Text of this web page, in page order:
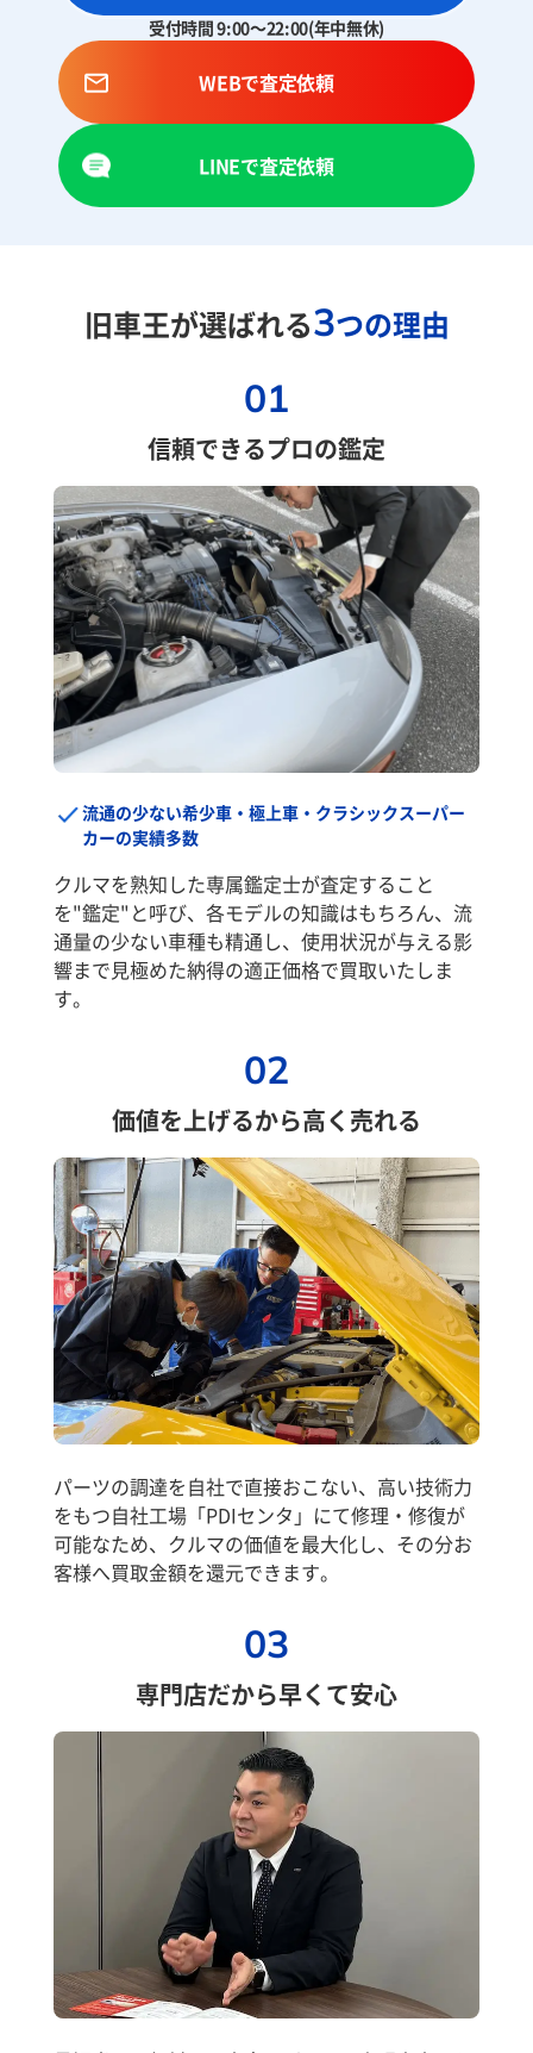
受付時間 9:00～22:00(年中無休)
WEBで査定依頼
LINEで査定依頼
旧車王が選ばれる3つの理由
01
信頼できるプロの鑑定
流通の少ない希少車・極上車・クラシックスーパー
カーの実績多数
クルマを熟知した専属鑑定士が査定すること
を"鑑定"と呼び、各モデルの知識はもちろん、流
通量の少ない車種も精通し、使用状況が与える影
響まで見極めた納得の適正価格で買取いたしま
す。
02
価値を上げるから高く売れる
パーツの調達を自社で直接おこない、高い技術力
をもつ自社工場「PDIセンタ」にて修理・修復が
可能なため、クルマの価値を最大化し、その分お
客様へ買取金額を還元できます。
03
専門店だから早くて安心